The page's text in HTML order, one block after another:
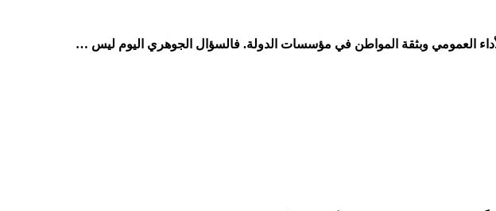
العمومي وبثقة المواطن في مؤسسات الدولة. فالسؤال الجوهري اليوم ليس …